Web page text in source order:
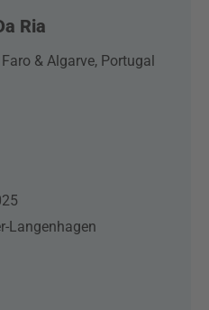
Ria
& Algarve, Portugal
Langenhagen